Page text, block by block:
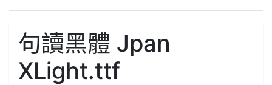
句讀黑體 Jpan
XLight.ttf